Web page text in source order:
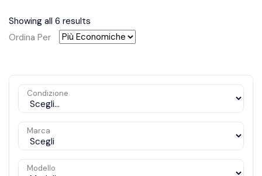
Showing all 6 results
Ordina Per
Condizione
Marca
Modello